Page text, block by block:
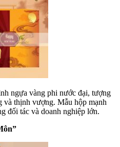
ngựa vàng phi nước đại, tượng
và thịnh vượng. Mẫu hộp mạnh
đối tác và doanh nghiệp lớn.